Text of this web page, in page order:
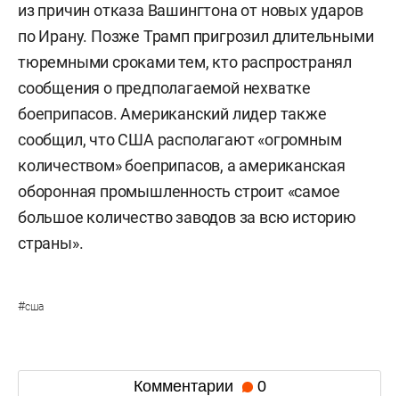
из причин отказа Вашингтона от новых ударов
по Ирану. Позже Трамп пригрозил длительными
тюремными сроками тем, кто распространял
сообщения о предполагаемой нехватке
боеприпасов. Американский лидер также
сообщил, что США располагают «огромным
количеством» боеприпасов, а американская
оборонная промышленность строит «самое
большое количество заводов за всю историю
страны».
#сша
Комментарии 0